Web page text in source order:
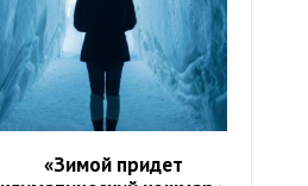
«Зимой придет